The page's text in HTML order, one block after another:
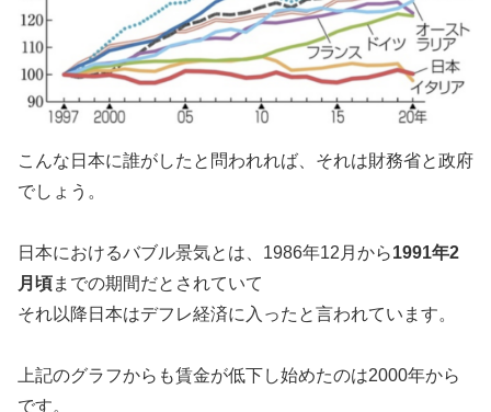
こんな日本に誰がしたと問われれば、それは財務省と政府
でしょう。
日本におけるバブル景気とは、1986年12月から1991年2
月頃までの期間だとされていて
それ以降日本はデフレ経済に入ったと言われています。
上記のグラフからも賃金が低下し始めたのは2000年から
です。